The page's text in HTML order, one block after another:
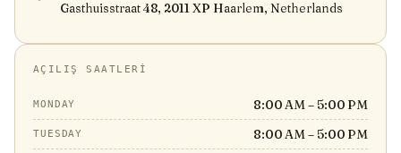
Gasthuisstraat 48, 2011 XP Haarlem, Netherlands
AÇILIŞ SAATLERI
MONDAY 8:00 AM – 5:00 PM
TUESDAY 8:00 AM – 5:00 PM